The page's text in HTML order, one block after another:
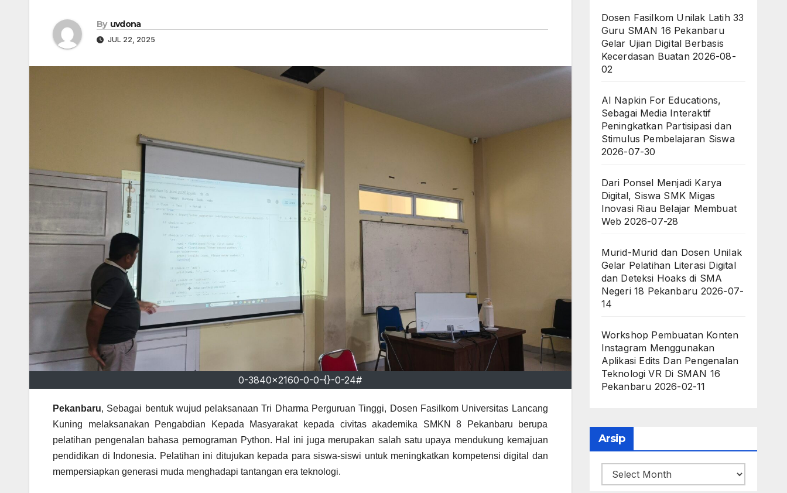
By uvdona
JUL 22, 2025
0-3840x2160-0-0-{}-0-24#
Pekanbaru, Sebagai bentuk wujud pelaksanaan Tri Dharma Perguruan Tinggi, Dosen Fasilkom Universitas Lancang
Kuning melaksanakan Pengabdian Kepada Masyarakat kepada civitas akademika SMKN 8 Pekanbaru berupa
pelatihan pengenalan bahasa pemograman Python. Hal ini juga merupakan salah satu upaya mendukung kemajuan
pendidikan di Indonesia. Pelatihan ini ditujukan kepada para siswa-siswi untuk meningkatkan kompetensi digital dan
mempersiapkan generasi muda menghadapi tantangan era teknologi.
Dosen Fasilkom Unilak Latih 33
Guru SMAN 16 Pekanbaru
Gelar Ujian Digital Berbasis
Kecerdasan Buatan 2026-08-
02
AI Napkin For Educations,
Sebagai Media Interaktif
Peningkatkan Partisipasi dan
Stimulus Pembelajaran Siswa
2026-07-30
Dari Ponsel Menjadi Karya
Digital, Siswa SMK Migas
Inovasi Riau Belajar Membuat
Web 2026-07-28
Murid-Murid dan Dosen Unilak
Gelar Pelatihan Literasi Digital
dan Deteksi Hoaks di SMA
Negeri 18 Pekanbaru 2026-07-
14
Workshop Pembuatan Konten
Instagram Menggunakan
Aplikasi Edits Dan Pengenalan
Teknologi VR Di SMAN 16
Pekanbaru 2026-02-11
Arsip
Arsip